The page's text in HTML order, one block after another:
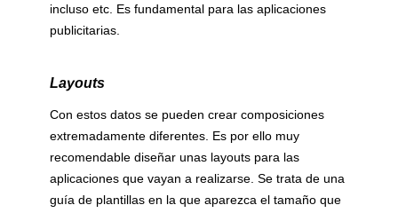
incluso etc. Es fundamental para las aplicaciones
publicitarias.
Layouts
Con estos datos se pueden crear composiciones
extremadamente diferentes. Es por ello muy
recomendable diseñar unas layouts para las
aplicaciones que vayan a realizarse. Se trata de una
guía de plantillas en la que aparezca el tamaño que